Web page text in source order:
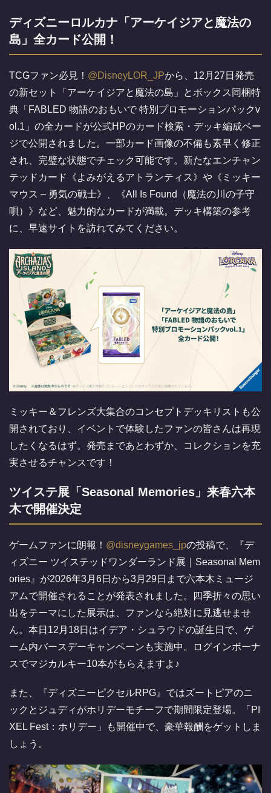
ディズニーロルカナ「アーケイジアと魔法の
島」全カード公開！
TCGファン必見！ @DisneyLOR_JPから、12月27日発売
の新セット「アーケイジアと魔法の島」とボックス同梱特
典「FABLED 物語のおもいで 特別プロモーションパックv
ol.1」の全カードが公式HPのカード検索・デッキ編成ペー
ジで公開されました。一部カード画像の不備も素早く修正
され、完璧な状態でチェック可能です。新たなエンチャン
テッドカード《よみがえるアトランティス》や《ミッキー
マウス – 勇気の戦士》、《All Is Found（魔法の川の子守
唄）》など、魅力的なカードが満載。デッキ構築の参考
に、早速サイトを訪れてみてください。
ミッキー＆フレンズ大集合のコンセプトデッキリストも公
開されており、イベントで体験したファンの皆さんは再現
したくなるはず。発売まであとわずか、コレクションを充
実させるチャンスです！
ツイステ展「Seasonal Memories」来春六本
木で開催決定
ゲームファンに朗報！ @disneygames_jpの投稿で、『デ
ィズニー ツイステッドワンダーランド展｜Seasonal Mem
ories』が2026年3月6日から3月29日まで六本木ミュージ
アムで開催されることが発表されました。四季折々の思い
出をテーマにした展示は、ファンなら絶対に見逃せませ
ん。本日12月18日はイデア・シュラウドの誕生日で、ゲ
ーム内バースデーキャンペーンも実施中。ログインボーナ
スでマジカルキー10本がもらえますよ♪
また、『ディズニーピクセルRPG』ではズートピアのニ
ックとジュディがホリデーモチーフで期間限定登場。「PI
XEL Fest：ホリデー」も開催中で、豪華報酬をゲットしま
しょう。